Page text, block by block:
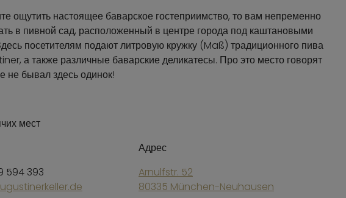
ощутить настоящее баварское гостеприимство, то вам непременно
в пивной сад, расположенный в центре города под каштановыми
посетителям подают литровую кружку (Maß) традиционного пива
а также различные баварские деликатесы. Про это место говорят
не бывал здесь одинок!
мест
594 393
Адрес
Arnulfstr. 52
80335 München-Neuhausen